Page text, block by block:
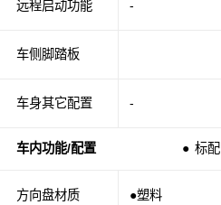
远程启动功能
车侧脚踏板
车身其它配置
车内功能/配置 ● 标配
方向盘材质
-
-
●塑料